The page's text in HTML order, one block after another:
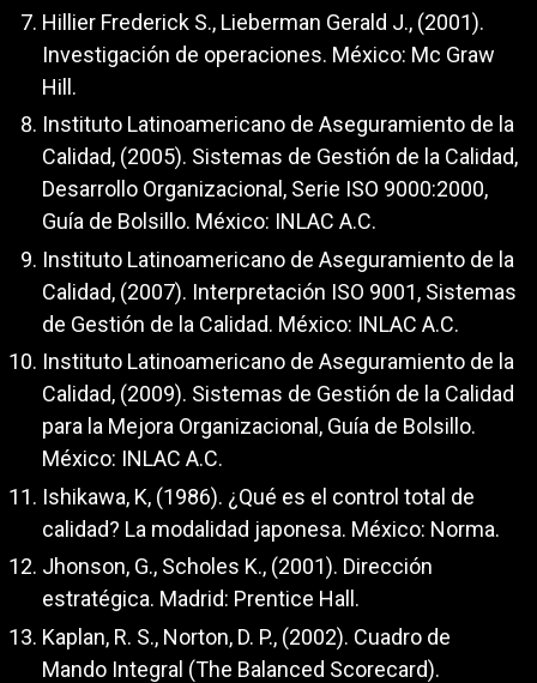
Hillier Frederick S., Lieberman Gerald J., (2001).
Investigación de operaciones. México: Mc Graw
Hill.
Instituto Latinoamericano de Aseguramiento de la
Calidad, (2005). Sistemas de Gestión de la Calidad,
Desarrollo Organizacional, Serie ISO 9000:2000,
Guía de Bolsillo. México: INLAC A.C.
Instituto Latinoamericano de Aseguramiento de la
Calidad, (2007). Interpretación ISO 9001, Sistemas
de Gestión de la Calidad. México: INLAC A.C.
Instituto Latinoamericano de Aseguramiento de la
Calidad, (2009). Sistemas de Gestión de la Calidad
para la Mejora Organizacional, Guía de Bolsillo.
México: INLAC A.C.
Ishikawa, K, (1986). ¿Qué es el control total de
calidad? La modalidad japonesa. México: Norma.
Jhonson, G., Scholes K., (2001). Dirección
estratégica. Madrid: Prentice Hall.
Kaplan, R. S., Norton, D. P., (2002). Cuadro de
Mando Integral (The Balanced Scorecard).